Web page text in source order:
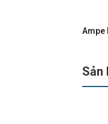
Ampe
Sản